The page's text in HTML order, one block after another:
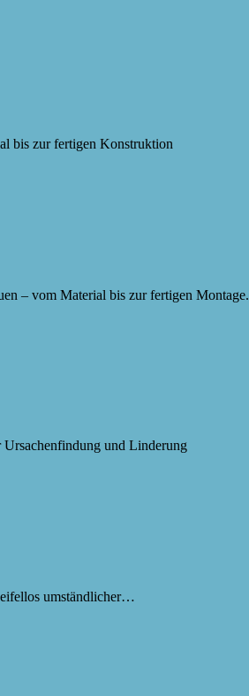
bis zur fertigen Konstruktion
– vom Material bis zur fertigen Montage.
und Linderung
umständlicher…